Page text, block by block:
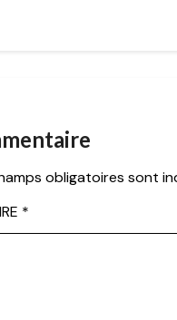
obligatoires sont
*